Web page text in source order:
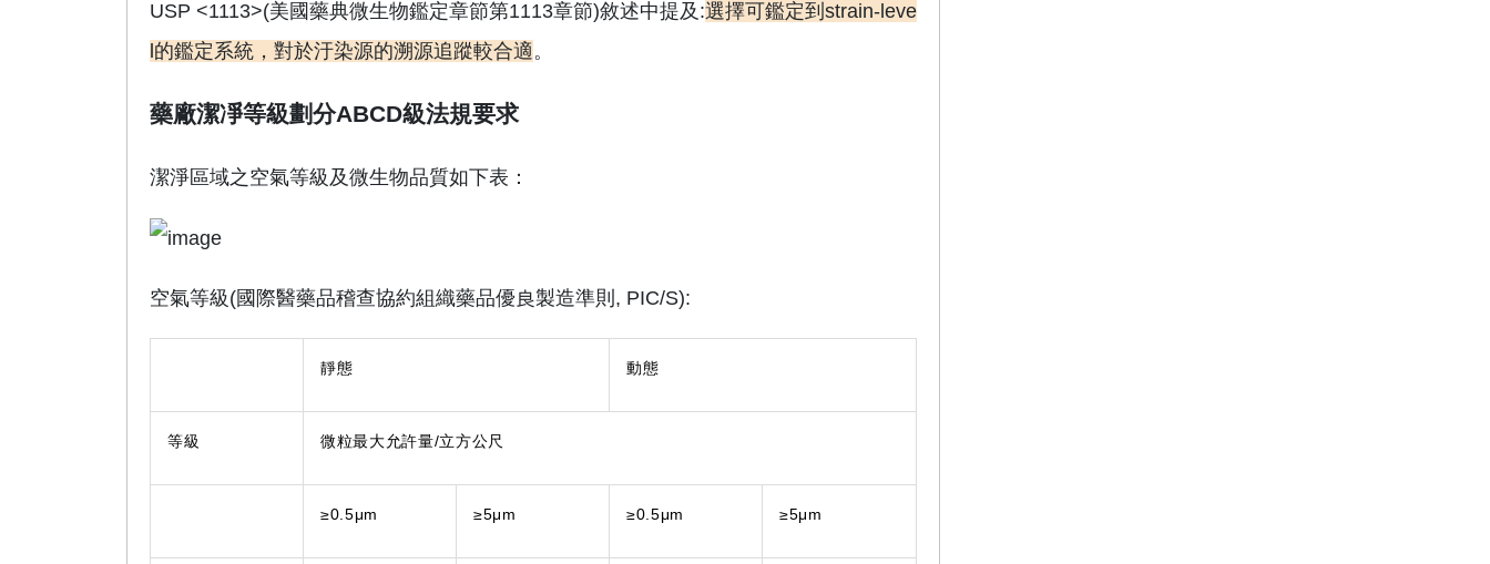
USP <1113>(美國藥典微生物鑑定章節第1113章節)敘述中提及:選擇可鑑定到 strain-leve
的鑑定系統，對於汙染源的溯源追蹤較合適。
藥廠潔凈等級劃分ABCD級法規要求
潔淨區域之空氣等級及微生物品質如下表：
空氣等級(國際醫藥品稽查協約組織藥品優良製造準則, PIC/S):
靜態 動態
等級 微粒最大允許量/立方公尺
≥0.5μm ≥5μm ≥0.5μm ≥5μm